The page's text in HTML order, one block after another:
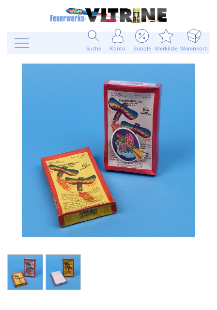
Suche Konto Bundle Merkliste Warenkorb